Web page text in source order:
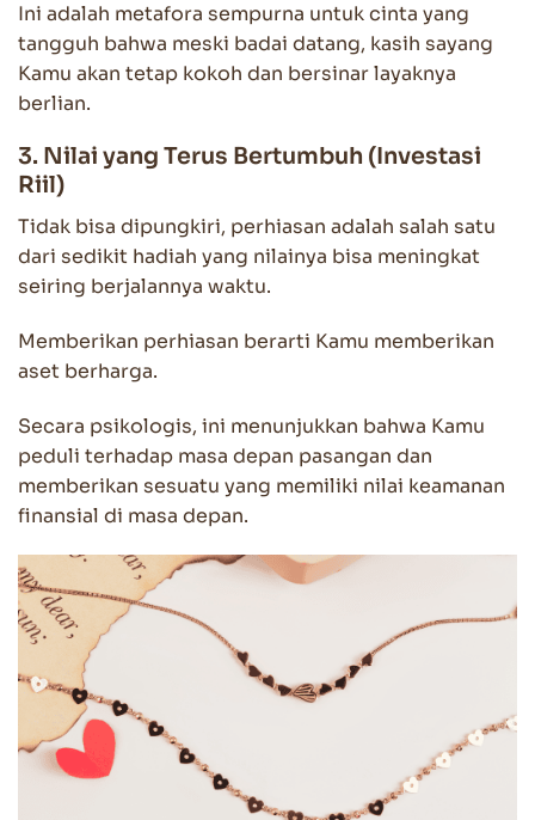
Ini adalah metafora sempurna untuk cinta yang
tangguh bahwa meski badai datang, kasih sayang
Kamu akan tetap kokoh dan bersinar layaknya
berlian.
3. Nilai yang Terus Bertumbuh (Investasi
Riil)
Tidak bisa dipungkiri, perhiasan adalah salah satu
dari sedikit hadiah yang nilainya bisa meningkat
seiring berjalannya waktu.
Memberikan perhiasan berarti Kamu memberikan
aset berharga.
Secara psikologis, ini menunjukkan bahwa Kamu
peduli terhadap masa depan pasangan dan
memberikan sesuatu yang memiliki nilai keamanan
finansial di masa depan.